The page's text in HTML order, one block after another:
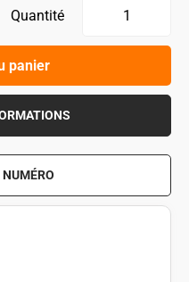
Quantité
panier